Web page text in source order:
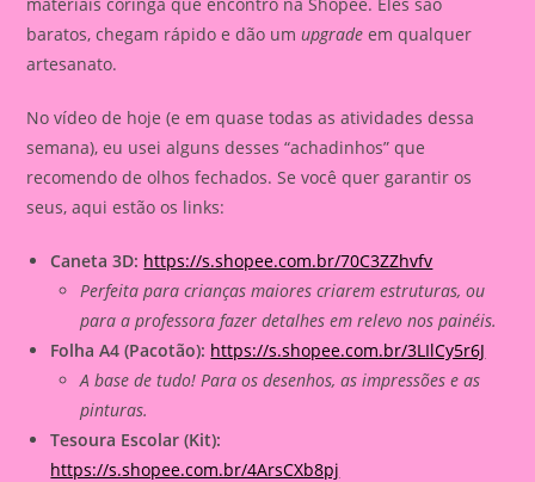
baratos, chegam rápido e dão umupgrade em qualquer
artesanato.
No vídeo de hoje (e em quase todas as atividades dessa
semana), eu usei alguns desses “achadinhos” que
recomendo de olhos fechados. Se você quer garantir os
seus, aqui estão os links:
Caneta 3D: https://s.shopee.com.br/70C3ZZhvfv
Perfeita para crianças maiores criarem estruturas, ou
para a professora fazer detalhes em relevo nos painéis.
Folha A4 (Pacotão): https://s.shopee.com.br/3LIlCy5r6J
A base de tudo! Para os desenhos, as impressões e as
pinturas.
Tesoura Escolar (Kit):
https://s.shopee.com.br/4ArsCXb8pj